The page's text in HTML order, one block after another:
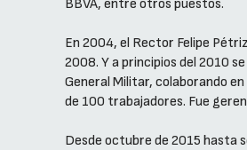
BBVA, entre otros puestos.
En 2004, el Rector Felipe
2008. Y a principios del 2010
General Militar, colaborando
de 100 trabajadores. Fue
Desde octubre de 2015 hasta